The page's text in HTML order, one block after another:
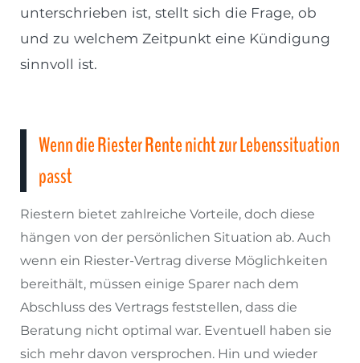
unterschrieben ist, stellt sich die Frage, ob
und zu welchem Zeitpunkt eine Kündigung
sinnvoll ist.
Wenn die Riester Rente nicht zur Lebenssituation
passt
Riestern bietet zahlreiche Vorteile, doch diese
hängen von der persönlichen Situation ab. Auch
wenn ein Riester-Vertrag diverse Möglichkeiten
bereithält, müssen einige Sparer nach dem
Abschluss des Vertrags feststellen, dass die
Beratung nicht optimal war. Eventuell haben sie
sich mehr davon versprochen. Hin und wieder